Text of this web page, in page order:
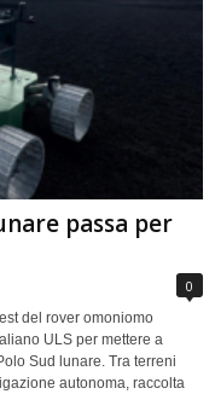
passa per
0
del rover omoniomo
ULS per mettere a
Sud lunare. Tra terreni
autonoma, raccolta